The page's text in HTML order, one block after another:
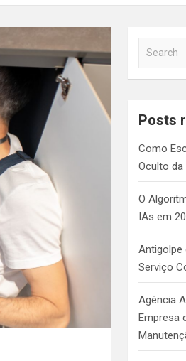
a
c
Posts
Como
Oculto da
O
IAs em
Antigolpe
Serviço
Agência
Empresa